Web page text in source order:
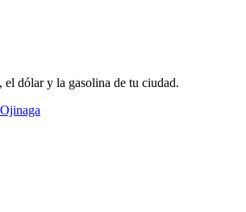
dólar y la gasolina de tu ciudad.
Ojinaga